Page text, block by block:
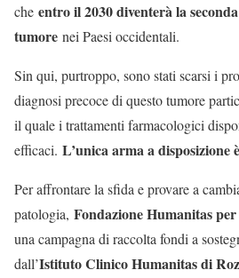
che entro il 2030 diventerà la
tumore nei Paesi occidentali.
Sin qui, purtroppo, sono stati scarsi i
diagnosi precoce di questo tumore
il quale i trattamenti farmacologici
efficaci. L’unica arma a disposizione
Per affrontare la sfida e provare a
patologia, Fondazione Humanitas
una campagna di raccolta fondi a
dall’Istituto Clinico Humanitas di